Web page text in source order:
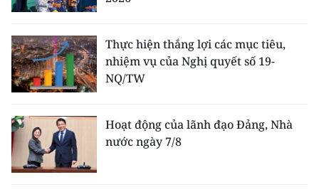
Thực hiện thắng lợi các mục tiêu,
nhiệm vụ của Nghị quyết số 19-
NQ/TW
Hoạt động của lãnh đạo Đảng, Nhà
nước ngày 7/8